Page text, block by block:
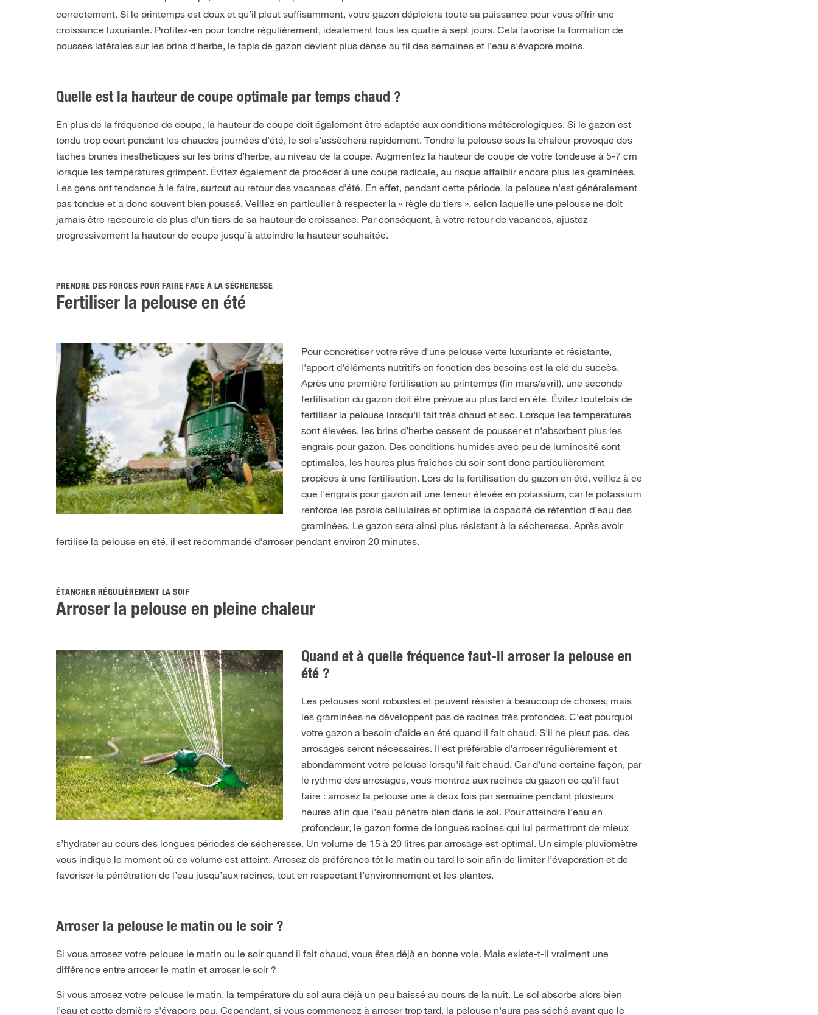
correctement. Si le printemps est doux et qu’il pleut suffisamment, votre gazon déploiera toute sa puissance pour vous offrir une
croissance luxuriante. Profitez-en pour tondre régulièrement, idéalement tous les quatre à sept jours. Cela favorise la formation de
pousses latérales sur les brins d'herbe, le tapis de gazon devient plus dense au fil des semaines et l’eau s'évapore moins.
Quelle est la hauteur de coupe optimale par temps chaud ?
En plus de la fréquence de coupe, la hauteur de coupe doit également être adaptée aux conditions météorologiques. Si le gazon est
tondu trop court pendant les chaudes journées d'été, le sol s'assèchera rapidement. Tondre la pelouse sous la chaleur provoque des
taches brunes inesthétiques sur les brins d’herbe, au niveau de la coupe. Augmentez la hauteur de coupe de votre tondeuse à 5-7 cm
lorsque les températures grimpent. Évitez également de procéder à une coupe radicale, au risque affaiblir encore plus les graminées.
Les gens ont tendance à le faire, surtout au retour des vacances d'été. En effet, pendant cette période, la pelouse n'est généralement
pas tondue et a donc souvent bien poussé. Veillez en particulier à respecter la « règle du tiers », selon laquelle une pelouse ne doit
jamais être raccourcie de plus d'un tiers de sa hauteur de croissance. Par conséquent, à votre retour de vacances, ajustez
progressivement la hauteur de coupe jusqu’à atteindre la hauteur souhaitée.
PRENDRE DES FORCES POUR FAIRE FACE À LA SÉCHERESSE
Fertiliser la pelouse en été
Pour concrétiser votre rêve d'une pelouse verte luxuriante et résistante,
l'apport d'éléments nutritifs en fonction des besoins est la clé du succès.
Après une première fertilisation au printemps (fin mars/avril), une seconde
fertilisation du gazon doit être prévue au plus tard en été. Évitez toutefois de
fertiliser la pelouse lorsqu'il fait très chaud et sec. Lorsque les températures
sont élevées, les brins d’herbe cessent de pousser et n'absorbent plus les
engrais pour gazon. Des conditions humides avec peu de luminosité sont
optimales, les heures plus fraîches du soir sont donc particulièrement
propices à une fertilisation. Lors de la fertilisation du gazon en été, veillez à ce
que l'engrais pour gazon ait une teneur élevée en potassium, car le potassium
renforce les parois cellulaires et optimise la capacité de rétention d'eau des
graminées. Le gazon sera ainsi plus résistant à la sécheresse. Après avoir
fertilisé la pelouse en été, il est recommandé d'arroser pendant environ 20 minutes.
ÉTANCHER RÉGULIÈREMENT LA SOIF
Arroser la pelouse en pleine chaleur
Quand et à quelle fréquence faut-il arroser la pelouse en
été ?
Les pelouses sont robustes et peuvent résister à beaucoup de choses, mais
les graminées ne développent pas de racines très profondes. C’est pourquoi
votre gazon a besoin d’aide en été quand il fait chaud. S'il ne pleut pas, des
arrosages seront nécessaires. Il est préférable d'arroser régulièrement et
abondamment votre pelouse lorsqu'il fait chaud. Car d'une certaine façon, par
le rythme des arrosages, vous montrez aux racines du gazon ce qu'il faut
faire : arrosez la pelouse une à deux fois par semaine pendant plusieurs
heures afin que l'eau pénètre bien dans le sol. Pour atteindre l’eau en
profondeur, le gazon forme de longues racines qui lui permettront de mieux
s’hydrater au cours des longues périodes de sécheresse. Un volume de 15 à 20 litres par arrosage est optimal. Un simple pluviomètre
vous indique le moment où ce volume est atteint. Arrosez de préférence tôt le matin ou tard le soir afin de limiter l’évaporation et de
favoriser la pénétration de l’eau jusqu’aux racines, tout en respectant l’environnement et les plantes.
Arroser la pelouse le matin ou le soir ?
Si vous arrosez votre pelouse le matin ou le soir quand il fait chaud, vous êtes déjà en bonne voie. Mais existe-t-il vraiment une
différence entre arroser le matin et arroser le soir ?
Si vous arrosez votre pelouse le matin, la température du sol aura déjà un peu baissé au cours de la nuit. Le sol absorbe alors bien
l’eau et cette dernière s'évapore peu. Cependant, si vous commencez à arroser trop tard, la pelouse n'aura pas séché avant que le